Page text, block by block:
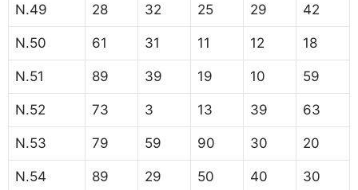
N.49 28 32 25 29 42
N.50 61 31 11 12 18
N.51 89 39 19 10 59
N.52 73 3 13 39 63
N.53 79 59 90 30 20
N.54 89 29 50 40 30